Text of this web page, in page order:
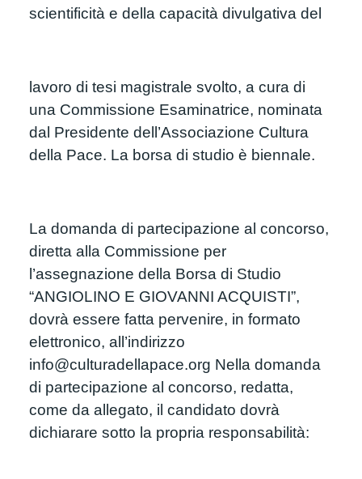
scientificità e della capacità divulgativa del
lavoro di tesi magistrale svolto, a cura di
una Commissione Esaminatrice, nominata
dal Presidente dell’Associazione Cultura
della Pace. La borsa di studio è biennale.
La domanda di partecipazione al concorso,
diretta alla Commissione per
l’assegnazione della Borsa di Studio
“ANGIOLINO E GIOVANNI ACQUISTI”,
dovrà essere fatta pervenire, in formato
elettronico, all’indirizzo
info@culturadellapace.org Nella domanda
di partecipazione al concorso, redatta,
come da allegato, il candidato dovrà
dichiarare sotto la propria responsabilità: